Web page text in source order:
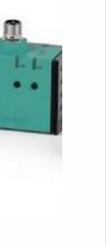
a ser protegido,
equipamento
do que suas
os
de
para as quais
de disjuntores,